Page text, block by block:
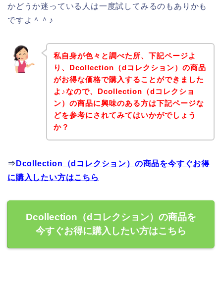
かどうか迷っている人は一度試してみるのもありかも
ですよ＾＾♪
私自身が色々と調べた所、下記ページよ
り、Dcollection（dコレクション）の商品
がお得な価格で購入することができました
よ♪なので、Dcollection（dコレクショ
ン）の商品に興味のある方は下記ページな
どを参考にされてみてはいかがでしょう
か？
⇒ Dcollection（dコレクション）の商品を今すぐお得
に購入したい方はこちら
Dcollection（dコレクション）の商品を
今すぐお得に購入したい方はこちら